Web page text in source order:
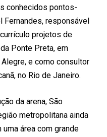
conhecidos pontos-
Fernandes, responsável
projetos de
Ponte Preta, em
e como consultor
no Rio de Janeiro.
da arena, São
metropolitana ainda
área com grande